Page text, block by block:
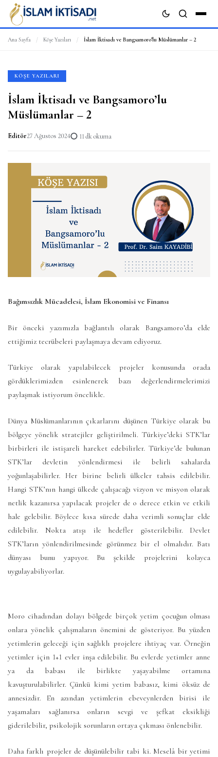
Ana Sayfa / Köşe Yazıları / İslam İktisadı ve Bangsamoro’lu Müslümanlar – 2
KÖŞE YAZILARI
İslam İktisadı ve Bangsamoro’lu
Müslümanlar – 2
Editör27 Ağustos 2024 11 dk okuma
Bağımsızlık Mücadelesi, İslam Ekonomisi ve Finansı
Bir önceki yazımızla bağlantılı olarak Bangsamoro’da elde
ettiğimiz tecrübeleri paylaşmaya devam ediyoruz.
Türkiye olarak yapılabilecek projeler konusunda orada
gördüklerimizden esinlenerek bazı değerlendirmelerimizi
paylaşmak istiyorum öncelikle.
Dünya Müslümanlarının çıkarlarını düşünen Türkiye olarak bu
bölgeye yönelik stratejiler geliştirilmeli. Türkiye’deki STK’lar
birbirleri ile istişareli hareket edebilirler. Türkiye’de bulunan
STK’lar devletin yönlendirmesi ile belirli sahalarda
yoğunlaşabilirler. Her birine belirli ülkeler tahsis edilebilir.
Hangi STK’nın hangi ülkede çalışacağı vizyon ve misyon olarak
netlik kazanırsa yapılacak projeler de o derece etkin ve etkili
hale gelebilir. Böylece kısa sürede daha verimli sonuçlar elde
edilebilir. Nokta atışı ile hedefler gösterilebilir. Devlet
STK’ların yönlendirilmesinde görünmez bir el olmalıdır. Batı
dünyası bunu yapıyor. Bu şekilde projelerini kolayca
uygulayabiliyorlar.
Moro cihadından dolayı bölgede birçok yetim çocuğun olması
onlara yönelik çalışmaların önemini de gösteriyor. Bu yüzden
yetimlerin geleceği için sağlıklı projelere ihtiyaç var. Örneğin
yetimler için 1+1 evler inşa edilebilir. Bu evlerde yetimler anne
ya da babası ile birlikte yaşayabilme ortamına
kavuşturulabilirler. Çünkü kimi yetim babasız, kimi öksüz de
annesizdir. En azından yetimlerin ebeveynlerden birisi ile
yaşamaları sağlanırsa onların sevgi ve şefkat eksikliği
giderilebilir, psikolojik sorunların ortaya çıkması önlenebilir.
Daha farklı projeler de düşünülebilir tabi ki. Meselâ bir yetimi